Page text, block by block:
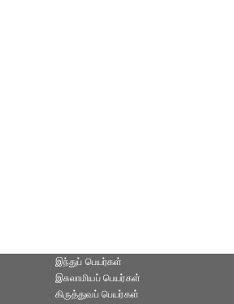
இந்துப் பெயர்கள்
இசுலாமியப் பெயர்கள்
கிருத்துவப் பெயர்கள்